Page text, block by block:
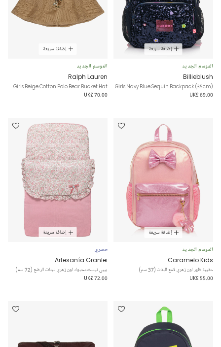
إضافة سريعة
الموسم الجديد
Billieblush
Girls Navy Blue Sequin Backpack (35cm)
UK£ 69.00
إضافة سريعة
الموسم الجديد
Ralph Lauren
Girls Beige Cotton Polo Bear Bucket Hat
UK£ 70.00
إضافة سريعة
الموسم الجديد
Caramelo Kids
حقيبة ظهر لون زهري لامع للبنات (37 سم)
UK£ 55.00
إضافة سريعة
حصري
Artesanía Granlei
بيبي نيست محبوك لون زهري للبنات الرضع (72 سم)
UK£ 72.00